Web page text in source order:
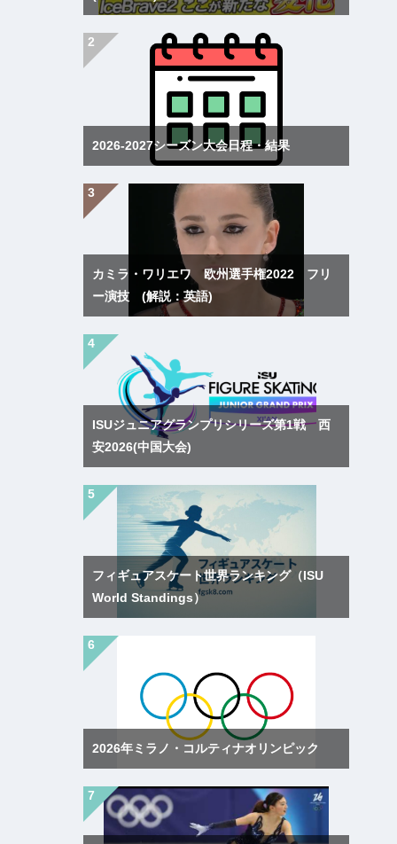
2026-2027シーズン大会日程・結果
カミラ・ワリエワ 欧州選手権2022 フリ
ー演技 (解説：英語)
ISUジュニアグランプリシリーズ第1戦 西
安2026(中国大会)
フィギュアスケート世界ランキング（ISU
World Standings）
2026年ミラノ・コルティナオリンピック